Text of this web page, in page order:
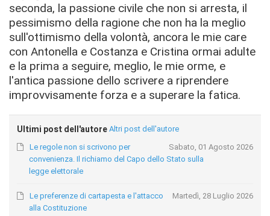
seconda, la passione civile che non si arresta, il
pessimismo della ragione che non ha la meglio
sull'ottimismo della volontà, ancora le mie care
con Antonella e Costanza e Cristina ormai adulte
e la prima a seguire, meglio, le mie orme, e
l'antica passione dello scrivere a riprendere
improvvisamente forza e a superare la fatica.
Ultimi post dell'autore Altri post dell'autore
Sabato, 01 Agosto 2026
Le regole non si scrivono per
convenienza. Il richiamo del Capo dello Stato sulla
legge elettorale
Martedì, 28 Luglio 2026
Le preferenze di cartapesta e l'attacco
alla Costituzione